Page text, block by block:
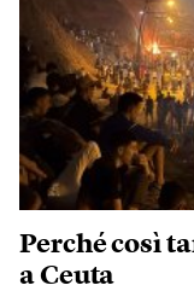
Perché così
a Ceuta